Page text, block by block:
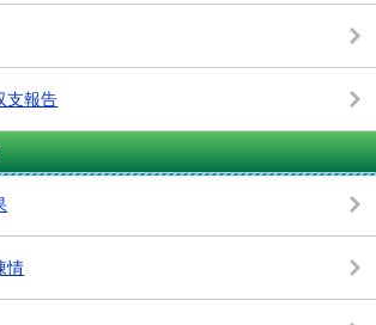
支報告
情